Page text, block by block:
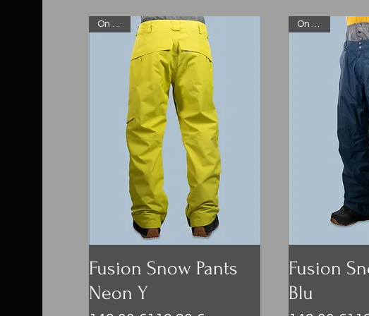
On Sale
Fusion Snow Pants
Neon Y
On Sale
Fusion
Blu